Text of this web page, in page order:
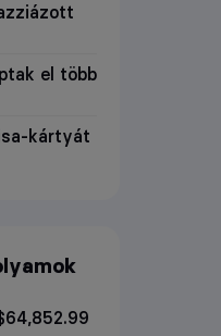
el több
kártyát